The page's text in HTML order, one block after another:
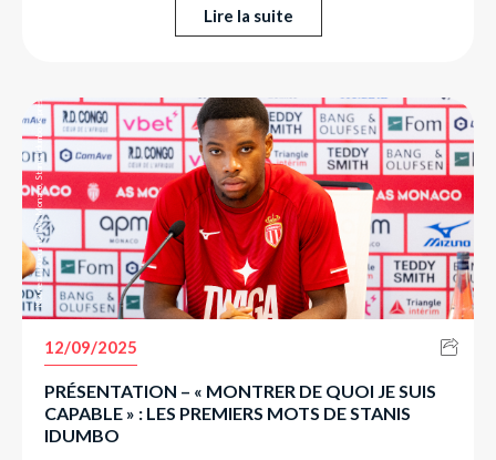
Lire la suite
Nouveau joueur de l’AS Monaco, Stanis Idumbo se présente à la presse.
12/09/2025
PRÉSENTATION – « MONTRER DE QUOI JE SUIS
CAPABLE » : LES PREMIERS MOTS DE STANIS
IDUMBO